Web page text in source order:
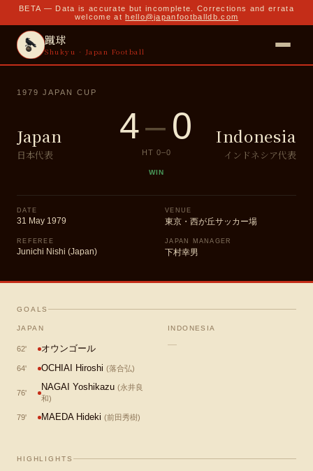
BETA — Data is accurate but incomplete. Corrections and errata
welcome at hello@japanfootballdb.com
蹴球
Shukyu · Japan Football
1979 JAPAN CUP
Japan
日本代表
4–0
HT 0–0
WIN
Indonesia
インドネシア代表
DATE
31 May 1979
VENUE
東京・西が丘サッカー場
REFEREE
Junichi Nishi (Japan)
JAPAN MANAGER
下村幸男
GOALS
JAPAN
62' オウンゴール
64' OCHIAI Hiroshi (落合弘)
76'
NAGAI Yoshikazu (永井良
和)
79' MAEDA Hideki (前田秀樹)
INDONESIA
—
HIGHLIGHTS